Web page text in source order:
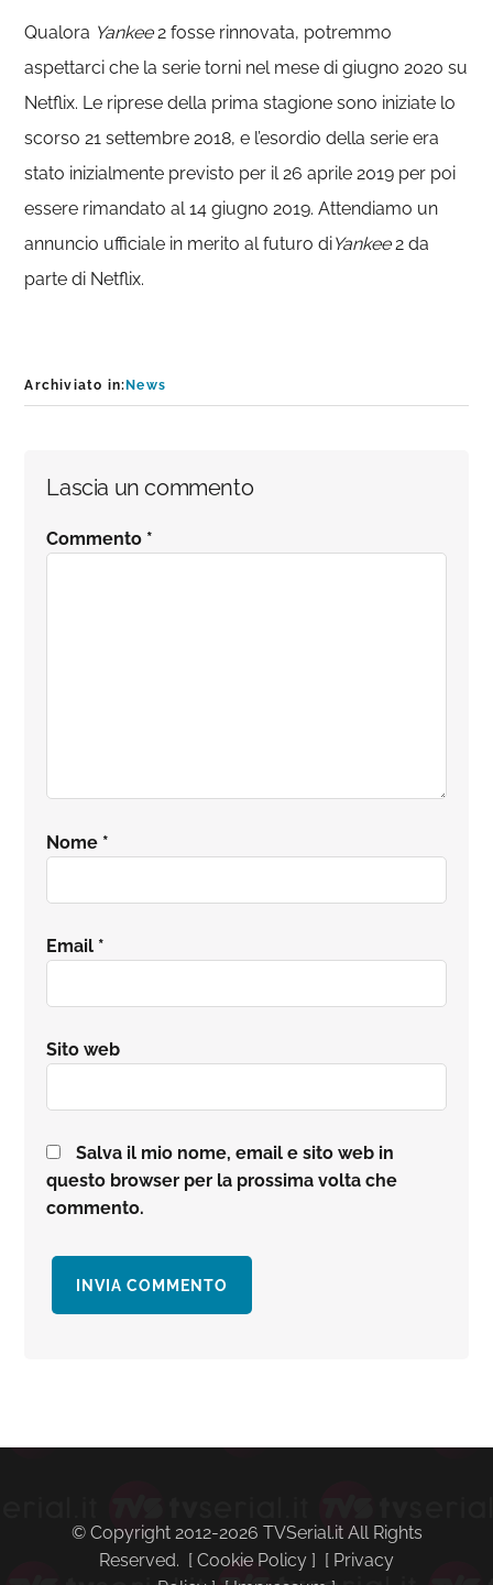
Qualora Yankee2 fosse rinnovata, potremmo
aspettarci che la serie torni nel mese di giugno 2020 su
Netflix. Le riprese della prima stagione sono iniziate lo
scorso 21 settembre 2018, e l’esordio della serie era
stato inizialmente previsto per il 26 aprile 2019 per poi
essere rimandato al 14 giugno 2019. Attendiamo un
annuncio ufficiale in merito al futuro diYankee2 da
parte di Netflix.
Archiviato in: News
Interazioni
del
Lascia un commento
Commento *
Nome *
Email *
Sito web
Salva il mio nome, email e sito web in
questo browser per la prossima volta che
commento.
primaria
© Copyright 2012-2026 TVSerial.it All Rights
Reserved. [ Cookie Policy ] [ Privacy